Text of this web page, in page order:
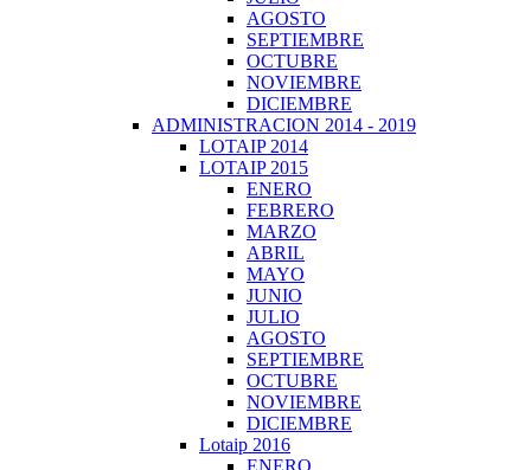
AGOSTO
SEPTIEMBRE
OCTUBRE
NOVIEMBRE
DICIEMBRE
ADMINISTRACION 2014 - 2019
LOTAIP 2014
LOTAIP 2015
ENERO
FEBRERO
MARZO
ABRIL
MAYO
JUNIO
JULIO
AGOSTO
SEPTIEMBRE
OCTUBRE
NOVIEMBRE
DICIEMBRE
Lotaip 2016
ENERO